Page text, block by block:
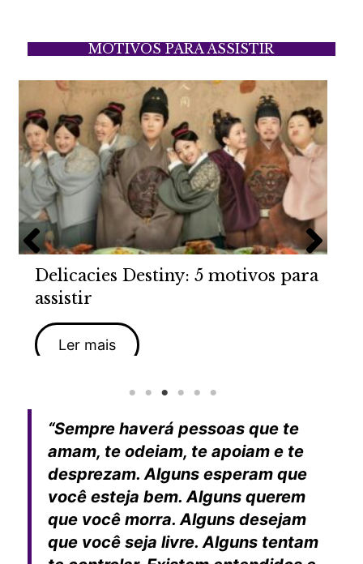
MOTIVOS PARA ASSISTIR
Delicacies Destiny: 5 motivos para
assistir
Ler mais
“Sempre haverá pessoas que te
amam, te odeiam, te apoiam e te
desprezam. Alguns esperam que
você esteja bem. Alguns querem
que você morra. Alguns desejam
que você seja livre. Alguns tentam